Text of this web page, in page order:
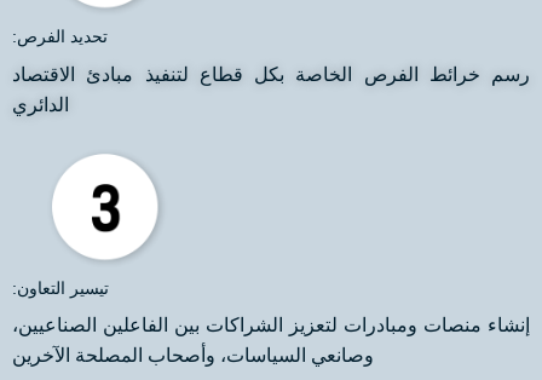
:تحديد الفرص
رسم خرائط الفرص الخاصة بكل قطاع لتنفيذ مبادئ الاقتصاد
الدائري
:تيسير التعاون
إنشاء منصات ومبادرات لتعزيز الشراكات بين الفاعلين الصناعيين،
وصانعي السياسات، وأصحاب المصلحة الآخرين